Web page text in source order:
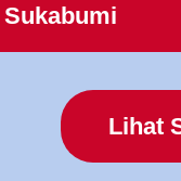
Lihat